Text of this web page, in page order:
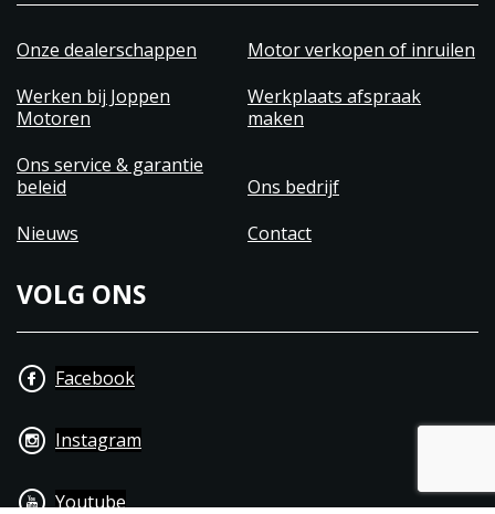
350cc 1 cilinder
14,87kw (20,2pk) met 27Nm (A2 rijbewijs)
Rijklaar gewicht van 195kg
Zadelhoogte van 805mm
Topsnelheid van 114km/h
13 liter tank
3 jaar fabrieksgarantie
Onze dealerschappen
Motor verkopen of inruilen
Werken bij Joppen
Motoren
Werkplaats afspraak
maken
Ons service & garantie
beleid
Ons bedrijf
Nieuws
Contact
VOLG ONS
Facebook
Instagram
Youtube